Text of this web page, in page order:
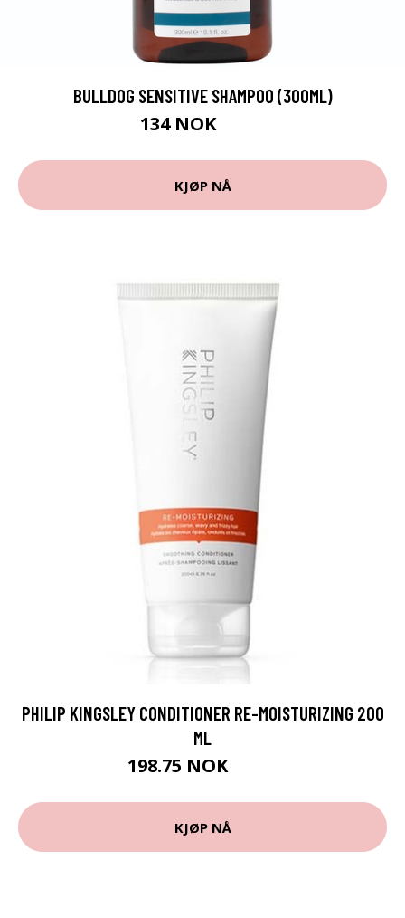
BULLDOG SENSITIVE SHAMPOO (300ML)
134 NOK
KJØP NÅ
PHILIP KINGSLEY CONDITIONER RE-MOISTURIZING 200
ML
198.75 NOK
KJØP NÅ